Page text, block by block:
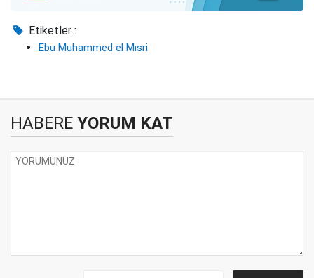
Etiketler :
Ebu Muhammed el Mısri
HABERE YORUM KAT